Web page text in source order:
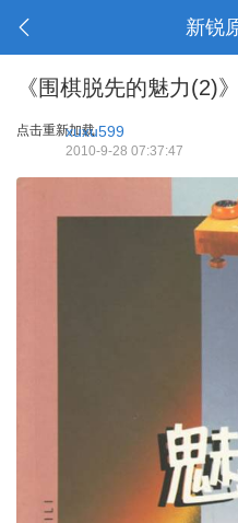
新锐
《围棋脱先的魅力(2)
点击重新加载xuxu599
2010-9-28 07:37:47